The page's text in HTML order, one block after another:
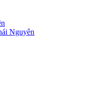
Nguyên